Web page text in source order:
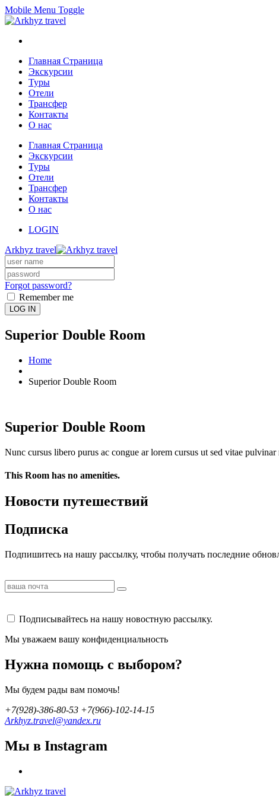
Mobile Menu Toggle
Главная Страница
Экскурсии
Туры
Отели
Трансфер
Контакты
О нас
Главная Страница
Экскурсии
Туры
Отели
Трансфер
Контакты
О нас
LOGIN
Arkhyz travel
Forgot password?
Remember me
LOG IN
Superior Double Room
Home
Superior Double Room
Superior Double Room
Nunc cursus libero purus ac congue ar lorem cursus ut sed vitae
This Room has no amenities.
Новости путешествий
Подписка
Подпишитесь на нашу рассылку, чтобы получать последние
Подписывайтесь на нашу новостную рассылку.
Мы уважаем вашу конфиденциальность
Нужна помощь с выбором?
Мы будем рады вам помочь!
+7(928)-386-80-53 +7(966)-102-14-15
Arkhyz.travel@yandex.ru
Мы в Instagram